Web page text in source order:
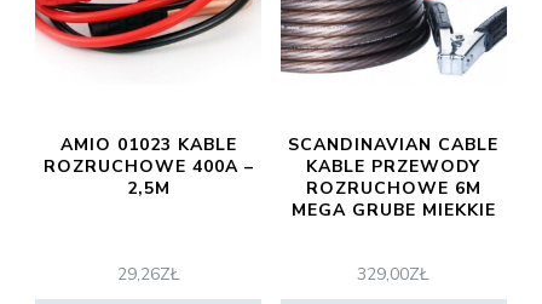
AMIO 01023 KABLE
ROZRUCHOWE 400A –
2,5M
29,26ZŁ
SCANDINAVIAN CABLE
KABLE PRZEWODY
ROZRUCHOWE 6M
MEGA GRUBE MIEKKIE
329,00ZŁ